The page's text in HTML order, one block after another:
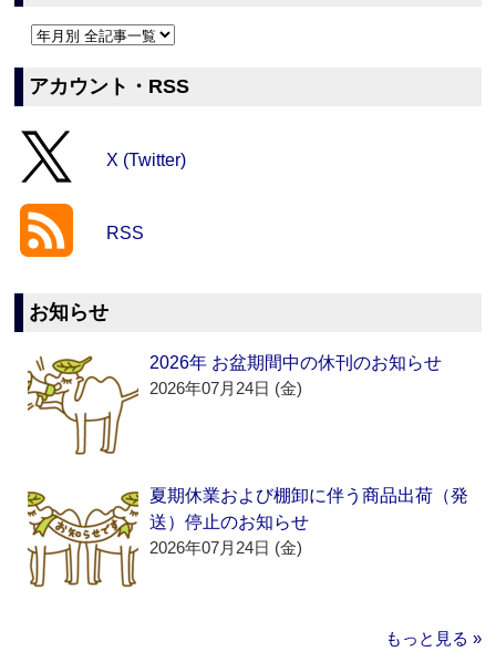
アカウント・RSS
X (Twitter)
RSS
お知らせ
2026年 お盆期間中の休刊のお知らせ
2026年07月24日 (金)
夏期休業および棚卸に伴う商品出荷（発
送）停止のお知らせ
2026年07月24日 (金)
もっと見る »